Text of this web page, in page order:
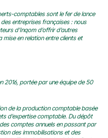
comptables sont le fer de lance
entreprises françaises : nous
d’Inqom d’offrir d’autres
mise en relation entre clients et
2016, portée par une équipe de 50
de la production comptable basée
d’expertise comptable. Du dépôt
comptes annuels en passant par
des immobilisations et des